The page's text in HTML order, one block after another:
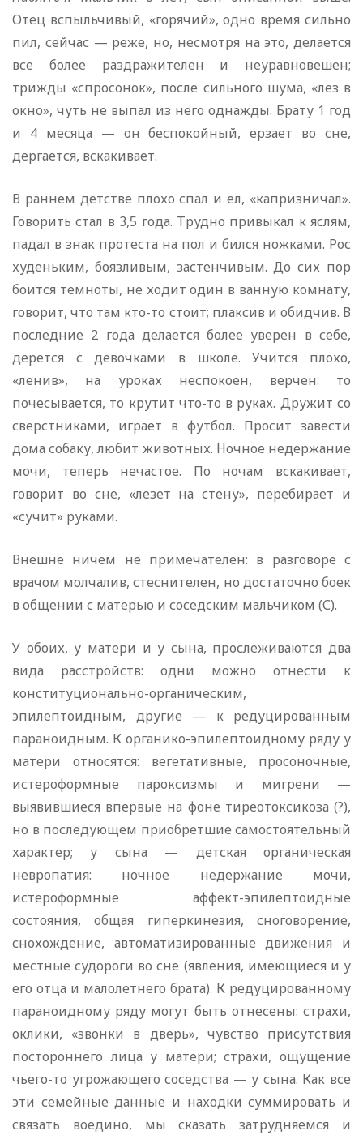
Отец вспыльчивый, «горячий», одно время сильно
пил, сейчас — реже, но, несмотря на это, делается
все более раздражителен и неуравновешен;
трижды «спросонок», после сильного шума, «лез в
окно», чуть не выпал из него однажды. Брату 1 год
и 4 месяца — он беспокойный, ерзает во сне,
дергается, вскакивает.
В раннем детстве плохо спал и ел, «капризничал».
Говорить стал в 3,5 года. Трудно привыкал к яслям,
падал в знак протеста на пол и бился ножками. Рос
худеньким, боязливым, застенчивым. До сих пор
боится темноты, не ходит один в ванную комнату,
говорит, что там кто-то стоит; плаксив и обидчив. В
последние 2 года делается более уверен в себе,
дерется с девочками в школе. Учится плохо,
«ленив», на уроках неспокоен, верчен: то
почесывается, то крутит что-то в руках. Дружит со
сверстниками, играет в футбол. Просит завести
дома собаку, любит животных. Ночное недержание
мочи, теперь нечастое. По ночам вскакивает,
говорит во сне, «лезет на стену», перебирает и
«сучит» руками.
Внешне ничем не примечателен: в разговоре с
врачом молчалив, стеснителен, но достаточно боек
в общении с матерью и соседским мальчиком (С).
У обоих, у матери и у сына, прослеживаются два
вида расстройств: одни можно отнести к
конституционально-органическим,
эпилептоидным, другие — к редуцированным
параноидным. К органико-эпилептоидному ряду у
матери относятся: вегетативные, просоночные,
истероформные пароксизмы и мигрени —
выявившиеся впервые на фоне тиреотоксикоза (?),
но в последующем приобретшие самостоятельный
характер; у сына — детская органическая
невропатия: ночное недержание мочи,
истероформные аффект-эпилептоидные
состояния, общая гиперкинезия, сноговорение,
снохождение, автоматизированные движения и
местные судороги во сне (явления, имеющиеся и у
его отца и малолетнего брата). К редуцированному
параноидному ряду могут быть отнесены: страхи,
оклики, «звонки в дверь», чувство присутствия
постороннего лица у матери; страхи, ощущение
чьего-то угрожающего соседства — у сына. Как все
эти семейные данные и находки суммировать и
связать воедино, мы сказать затрудняемся и